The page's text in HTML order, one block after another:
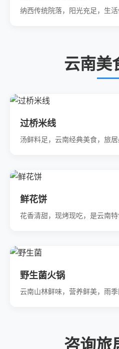
纳西传统院落，阳光充足，生活
云南美
过桥米线
汤鲜料足，云南经典美食，旅居
鲜花饼
花香清甜，现烤现吃，是云南特
野生菌火锅
云南山林鲜味，营养鲜美，雨季
咨询旅